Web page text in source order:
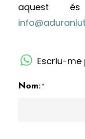
aquest
Escriu-me
Nom: *